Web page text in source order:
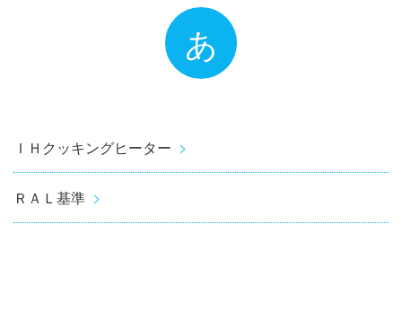
あ
ＩＨクッキングヒーター
ＲＡＬ基準